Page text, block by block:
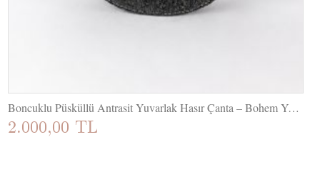
Boncuklu Püsküllü Antrasit Yuvarlak Hasır Çanta – Bohem Yaz Stili
2.000,00 TL